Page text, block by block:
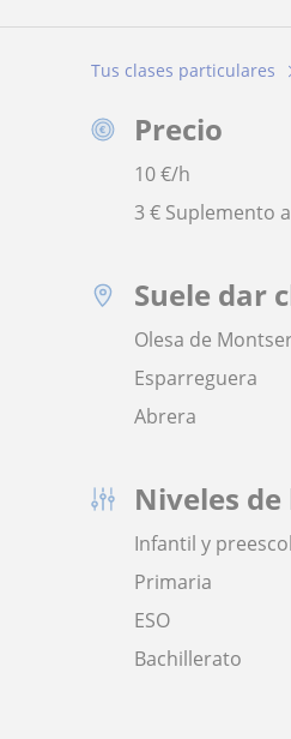
Tus clases particulares
Precio
10€/h
3 € Suplemento
Suele dar
Olesa de
Esparreguera
Abrera
Niveles de
Infantil y
Primaria
ESO
Bachillerato